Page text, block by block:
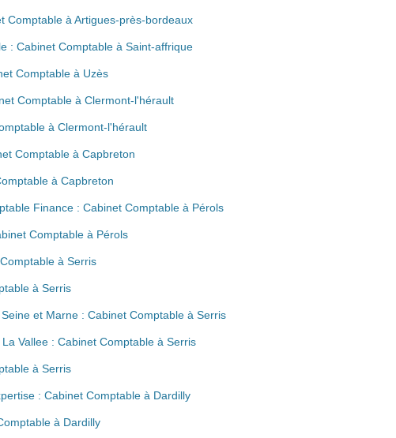
Comptable à Artigues-près-bordeaux
: Cabinet Comptable à Saint-affrique
Comptable à Uzès
Comptable à Clermont-l'hérault
à Clermont-l'hérault
Comptable à Capbreton
à Capbreton
Finance : Cabinet Comptable à Pérols
Comptable à Pérols
à Serris
à Serris
et Marne : Cabinet Comptable à Serris
Vallee : Cabinet Comptable à Serris
à Serris
: Cabinet Comptable à Dardilly
à Dardilly